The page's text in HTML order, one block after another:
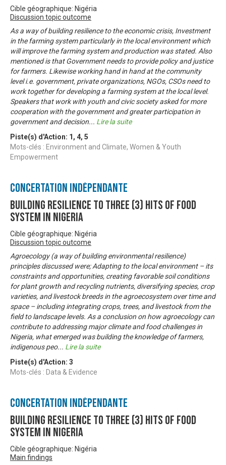
Cible géographique: Nigéria
Discussion topic outcome
As a way of building resilience to the economic crisis, Investment
in the farming system particularly in the local environment which
will improve the farming system and production was stated. Also
mentioned is that Government needs to provide policy and justice
for farmers. Likewise working hand in hand at the community
level i.e. government, private organizations, NGOs, CSOs need to
work together for developing a farming system at the local level.
Speakers that work with youth and civic society asked for more
cooperation with the government and greater participation in
government and decision... Lire la suite
Piste(s) d'Action: 1 , 4, 5
Mots-clés : Environment and Climate, Women & Youth
Empowerment
Concertation Indépendante
Building resilience to three (3) hits of food
system in Nigeria
Cible géographique: Nigéria
Discussion topic outcome
Agroecology (a way of building environmental resilience)
principles discussed were; Adapting to the local environment – its
constraints and opportunities, creating favorable soil conditions
for plant growth and recycling nutrients, diversifying species, crop
varieties, and livestock breeds in the agroecosystem over time and
space – including integrating crops, trees, and livestock from the
field to landscape levels. As a conclusion on how agroecology can
contribute to addressing major climate and food challenges in
Nigeria, what emerged was building the knowledge of farmers,
indigenous peo... Lire la suite
Piste(s) d'Action: 3
Mots-clés : Data & Evidence
Concertation Indépendante
Building resilience to three (3) hits of food
system in Nigeria
Cible géographique: Nigéria
Main findings